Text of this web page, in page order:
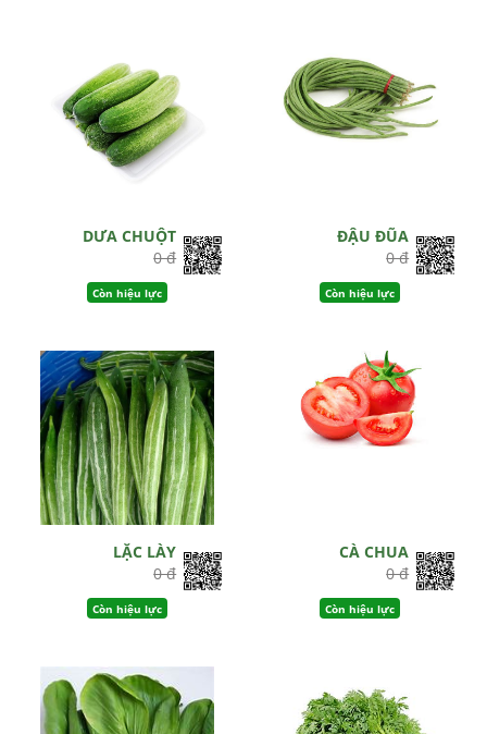
DƯA CHUỘT
0 đ
Còn hiệu lực
ĐẬU ĐŨA
0 đ
Còn hiệu lực
LẶC LÀY
0 đ
Còn hiệu lực
CÀ CHUA
0 đ
Còn hiệu lực